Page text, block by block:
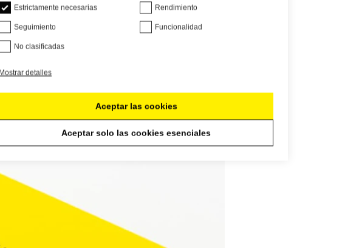
Estrictamente necesarias Rendimiento
Seguimiento Funcionalidad
No clasificadas
detalles
Aceptar las cookies
Aceptar solo las cookies esenciales